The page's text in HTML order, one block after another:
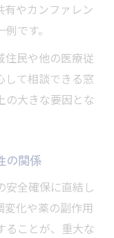
有やカンファレン
です。
住民や他の医療従
して相談できる窓
の大きな要因とな
の関係
安全確保に直結し
化や薬の副作用
ることが、重大な